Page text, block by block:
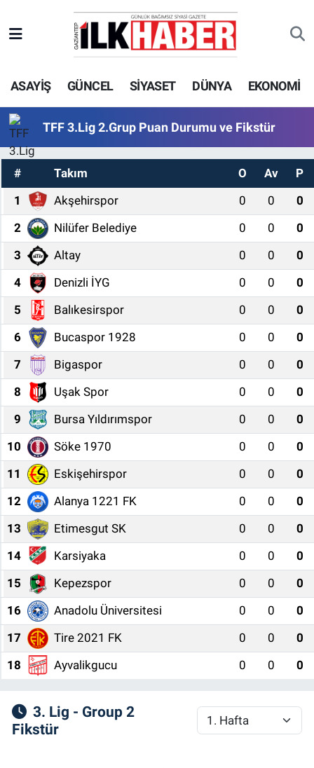
ASAYİŞ GÜNCEL SİYASET DÜNYA EKONOMİ
TFF 3.Lig 2.Grup Puan Durumu ve Fikstür
# Takım O Av
P
1
Akşehirspor 0 0
0
2
Nilüfer Belediye 0 0
0
3
Altay 0 0
0
4
Denizli İYG 0 0
0
5
Balıkesirspor 0 0
0
6
Bucaspor 1928 0 0
0
7
Bigaspor 0 0
0
8
Uşak Spor 0 0
0
9
Bursa Yıldırımspor 0 0
0
10
Söke 1970 0 0
0
11
Eskişehirspor 0 0
0
12
Alanya 1221 FK 0 0
0
13
Etimesgut SK 0 0
0
14
Karsiyaka 0 0
0
15
Kepezspor 0 0
0
16
Anadolu Üniversitesi 0 0
0
17
Tire 2021 FK 0 0
0
18
Ayvalikgucu 0 0 0
3. Lig - Group 2
Fikstür
EKONOMİ
SİYASET
SAĞLIK
SPOR
TEKNOLOJİ
ASAYİŞ
EĞİTİM
KÜLTÜR - SANAT
Beyoğlu Hava Durumu
Beyoğlu Trafik Yoğunluk Haritası
Süper Lig Puan Durumu ve Fikstür
Tüm Manşetler
Son Dakika Haberleri
Haber Arşivi